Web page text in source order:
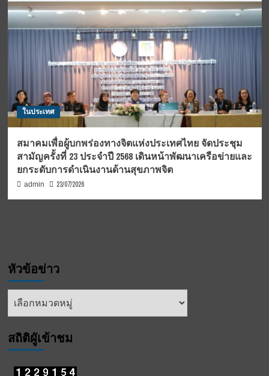
ในประเทศ
สมาคมเพื่อผู้บกพร่องทางจิตแห่งประเทศไทย จัดประชุม
สามัญครั้งที่ 23 ประจำปี 2568 เดินหน้าพัฒนาเครือข่ายและ
ยกระดับการดำเนินงานด้านสุขภาพจิต
admin 23/07/2026
หัวข้อข่าว
หัวข้อ
สถิติผูัเข้าชม